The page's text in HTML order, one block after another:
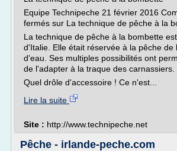
Equipe Technipeche 21 février 2016
fermés sur La technique de pêche à la
La technique de pêche à la bombette
d'Italie. Elle était réservée à la pêche de
d'eau. Ses multiples possibilités ont
de l'adapter à la traque des carnassiers.
Quel drôle d'accessoire ! Ce n'est...
Lire la suite
Site : http://www.technipeche.net
Pêche - irlande-peche.com